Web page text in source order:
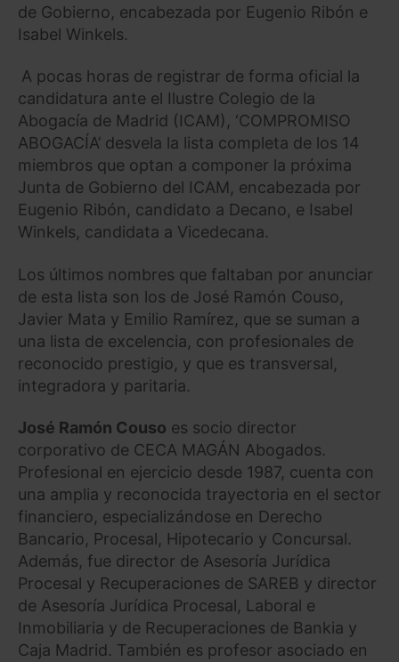
de Gobierno, encabezada por Eugenio Ribón e
Isabel Winkels.
A pocas horas de registrar de forma oficial la
candidatura ante el Ilustre Colegio de la
Abogacía de Madrid (ICAM), ‘COMPROMISO
ABOGACÍA’ desvela la lista completa de los 14
miembros que optan a componer la próxima
Junta de Gobierno del ICAM, encabezada por
Eugenio Ribón, candidato a Decano, e Isabel
Winkels, candidata a Vicedecana.
Los últimos nombres que faltaban por anunciar
de esta lista son los de José Ramón Couso,
Javier Mata y Emilio Ramírez, que se suman a
una lista de excelencia, con profesionales de
reconocido prestigio, y que es transversal,
integradora y paritaria.
José Ramón Couso es socio director
corporativo de CECA MAGÁN Abogados.
Profesional en ejercicio desde 1987, cuenta con
una amplia y reconocida trayectoria en el sector
financiero, especializándose en Derecho
Bancario, Procesal, Hipotecario y Concursal.
Además, fue director de Asesoría Jurídica
Procesal y Recuperaciones de SAREB y director
de Asesoría Jurídica Procesal, Laboral e
Inmobiliaria y de Recuperaciones de Bankia y
Caja Madrid. También es profesor asociado en